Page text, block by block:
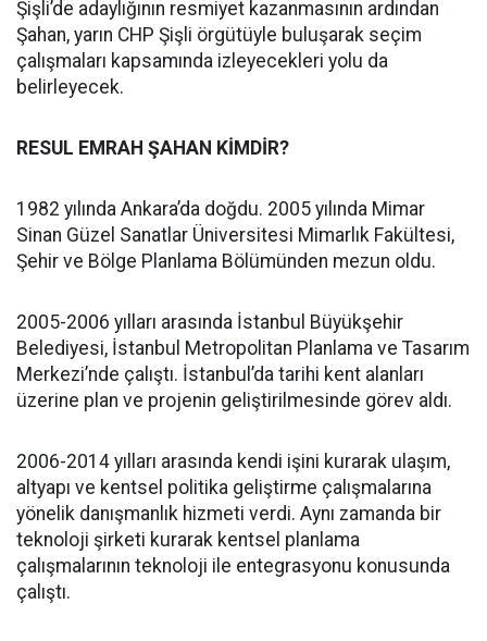
Şişli’de adaylığının resmiyet kazanmasının ardından
Şahan, yarın CHP Şişli örgütüyle buluşarak seçim
çalışmaları kapsamında izleyecekleri yolu da
belirleyecek.
RESUL EMRAH ŞAHAN KİMDİR?
1982 yılında Ankara’da doğdu. 2005 yılında Mimar
Sinan Güzel Sanatlar Üniversitesi Mimarlık Fakültesi,
Şehir ve Bölge Planlama Bölümünden mezun oldu.
2005-2006 yılları arasında İstanbul Büyükşehir
Belediyesi, İstanbul Metropolitan Planlama ve Tasarım
Merkezi’nde çalıştı. İstanbul’da tarihi kent alanları
üzerine plan ve projenin geliştirilmesinde görev aldı.
2006-2014 yılları arasında kendi işini kurarak ulaşım,
altyapı ve kentsel politika geliştirme çalışmalarına
yönelik danışmanlık hizmeti verdi. Aynı zamanda bir
teknoloji şirketi kurarak kentsel planlama
çalışmalarının teknoloji ile entegrasyonu konusunda
çalıştı.